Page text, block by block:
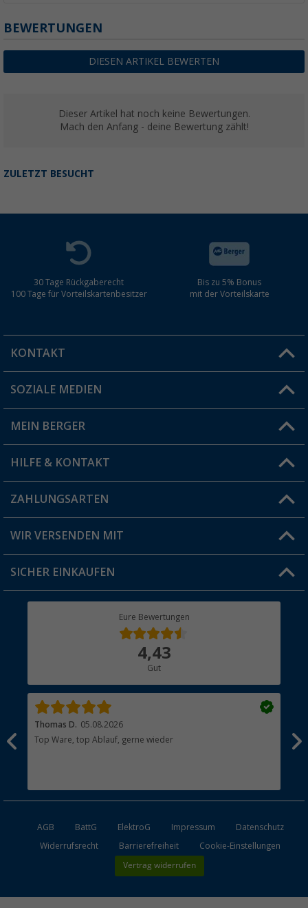
BEWERTUNGEN
DIESEN ARTIKEL BEWERTEN
Dieser Artikel hat noch keine Bewertungen.
Mach den Anfang - deine Bewertung zählt!
ZULETZT BESUCHT
30 Tage Rückgaberecht
100 Tage für Vorteilskartenbesitzer
Bis zu 5% Bonus
mit der Vorteilskarte
KONTAKT
Du hast eine Frage?
Filiale finden
SOZIALE MEDIEN
MEIN BERGER
Vorteilskarte
Blog
Jobs & Karriere
HILFE & KONTAKT
FAQ & Kontakt
Versandinformationen
Rücksendung
ZAHLUNGSARTEN
WIR VERSENDEN MIT
SICHER EINKAUFEN
Eure Bewertungen
4,43
Gut
Thomas D. 05.08.2026
Top Ware, top Ablauf, gerne wieder
AGB BattG ElektroG Impressum
Datenschutz
Widerrufsrecht
Barrierefreiheit Cookie-Einstellungen
Vertrag widerrufen